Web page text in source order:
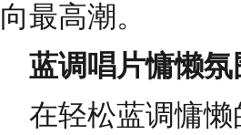
向最高潮。
蓝调唱片慵懒
在轻松蓝调慵